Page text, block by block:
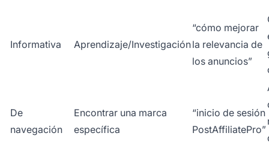
Informativa Aprendizaje/Investigación
“cómo mejorar
la relevancia de
los anuncios”
De
navegación
Encontrar una marca
específica
“inicio de sesión
PostAffiliatePro”